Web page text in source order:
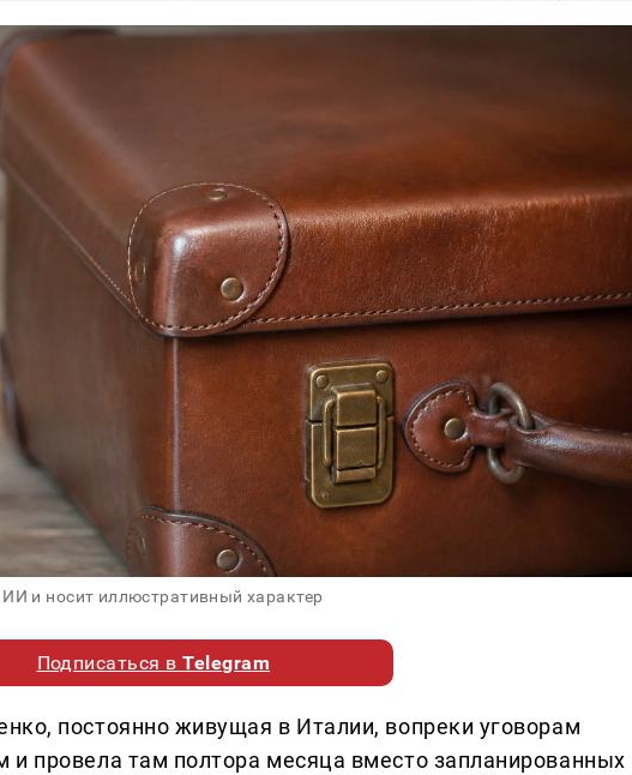
и носит иллюстративный характер
Подписаться вTelegram
постоянно живущая в Италии, вопреки уговорам
провела там полтора месяца вместо запланированных